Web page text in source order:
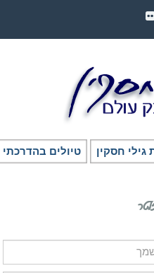
גילי חסקין טיולים בהדרכתי